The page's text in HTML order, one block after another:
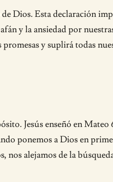
Dios. Esta declaración
y la ansiedad por
y suplirá todas
Jesús enseñó en Mateo
ponemos a Dios en
nos alejamos de la